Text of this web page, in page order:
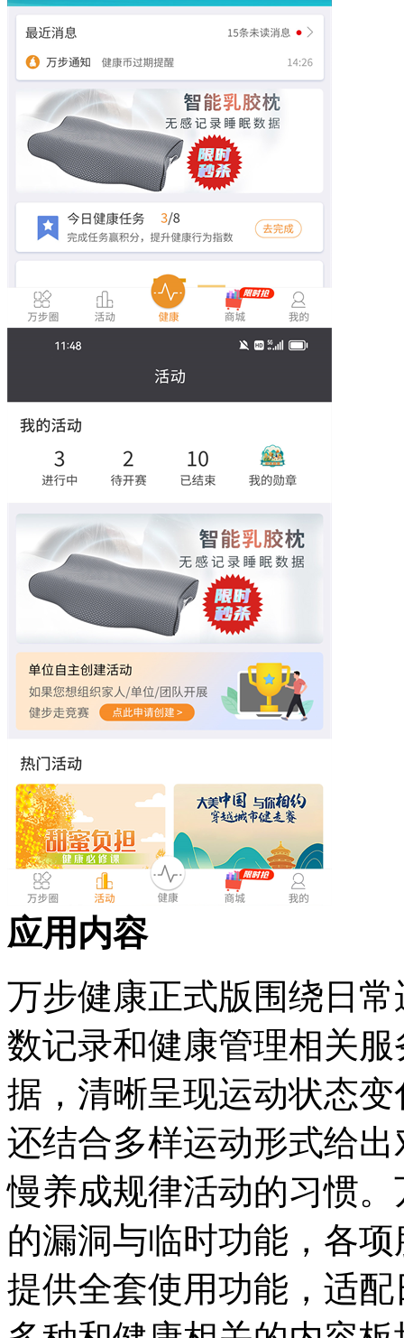
应用内容
万步健康正式版围绕日
数记录和健康管理相关
据，清晰呈现运动状态
还结合多样运动形式给
慢养成规律活动的习惯
的漏洞与临时功能，各
提供全套使用功能，适